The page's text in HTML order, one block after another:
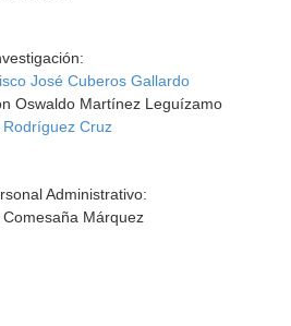
José Cuberos Gallardo
Oswaldo Martínez Leguízamo
Rodríguez Cruz
Administrativo:
Comesaña Márquez